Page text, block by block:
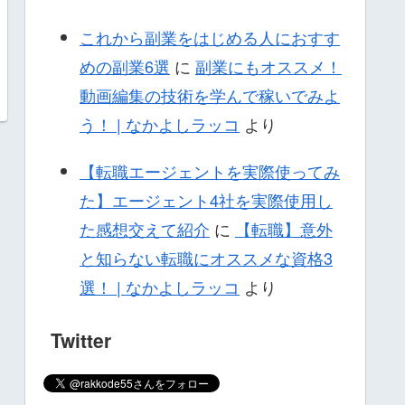
これから副業をはじめる人におすす
めの副業6選 に 副業にもオススメ！
動画編集の技術を学んで稼いでみよ
う！ | なかよしラッコ より
【転職エージェントを実際使ってみ
た】エージェント4社を実際使用し
た感想交えて紹介 に
【転職】意外
と知らない転職にオススメな資格3
選！ | なかよしラッコ より
Twitter